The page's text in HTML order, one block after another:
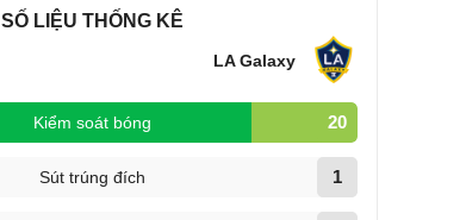
SỐ LIỆU THỐNG KÊ
LA Galaxy
Kiểm soát bóng 20
Sút trúng đích 1